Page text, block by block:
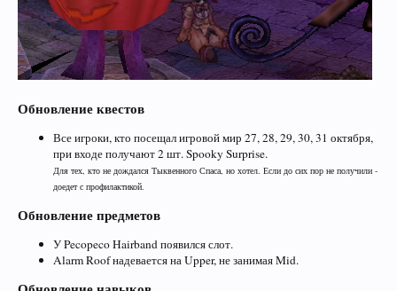
Обновление квестов
Все игроки, кто посещал игровой мир 27, 28, 29, 30, 31 октября,
при входе получают 2 шт. Spooky Surprise.
Для тех, кто не дождался Тыквенного Спаса, но хотел. Если до сих пор не получили -
доедет с профилактикой.
Обновление предметов
У Pecopeco Hairband появился слот.
Alarm Roof надевается на Upper, не занимая Mid.